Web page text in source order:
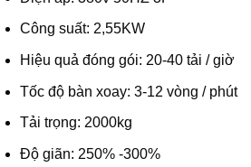
Công suất: 2,55KW
Hiệu quả đóng gói: 20-40 tải / giờ
Tốc độ bàn xoay: 3-12 vòng / phút
Tải trọng: 2000kg
Độ giãn: 250% -300%